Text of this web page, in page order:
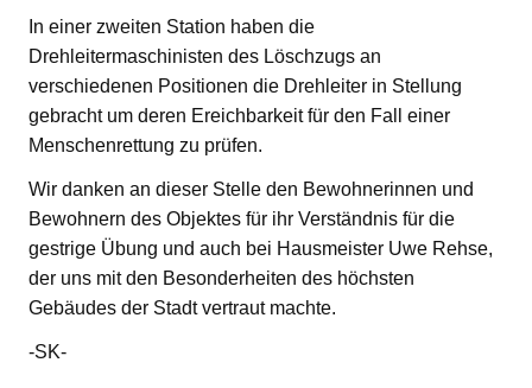
In einer zweiten Station haben die
Drehleitermaschinisten des Löschzugs an
verschiedenen Positionen die Drehleiter in Stellung
gebracht um deren Ereichbarkeit für den Fall einer
Menschenrettung zu prüfen.
Wir danken an dieser Stelle den Bewohnerinnen und
Bewohnern des Objektes für ihr Verständnis für die
gestrige Übung und auch bei Hausmeister Uwe Rehse,
der uns mit den Besonderheiten des höchsten
Gebäudes der Stadt vertraut machte.
-SK-